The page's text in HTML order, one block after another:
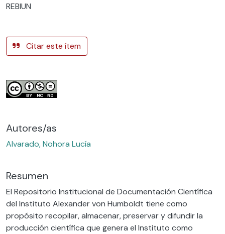
REBIUN
Citar este ítem
Autores/as
Alvarado, Nohora Lucía
Resumen
El Repositorio Institucional de Documentación Científica
del Instituto Alexander von Humboldt tiene como
propósito recopilar, almacenar, preservar y difundir la
producción científica que genera el Instituto como